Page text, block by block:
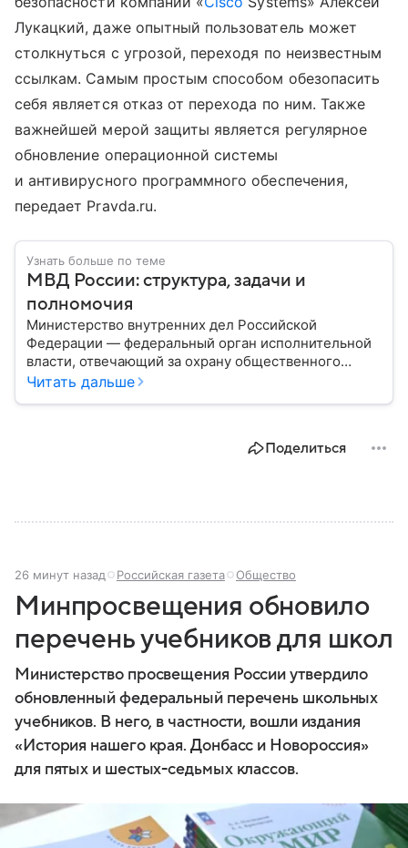
Лукацкий, даже опытный пользователь может
столкнуться с угрозой, переходя по неизвестным
ссылкам. Самым простым способом обезопасить
себя является отказ от перехода по ним. Также
важнейшей мерой защиты является регулярное
обновление операционной системы
и антивирусного программного обеспечения,
передает Pravda.ru.
Узнать больше по теме
МВД России: структура, задачи и
полномочия
Министерство внутренних дел Российской
Федерации — федеральный орган исполнительной
власти, отвечающий за охрану общественного
порядка, борьбу с преступностью, обеспечение
России, какие задачи выполняет министерство, как
Читать дальше
Поделиться
26 минут назад Российская газета Общество
Минпросвещения обновило
перечень учебников для школ
Министерство просвещения России утвердило
обновленный федеральный перечень школьных
учебников. В него, в частности, вошли издания
«История нашего края. Донбасс и Новороссия»
для пятых и шестых-седьмых классов.